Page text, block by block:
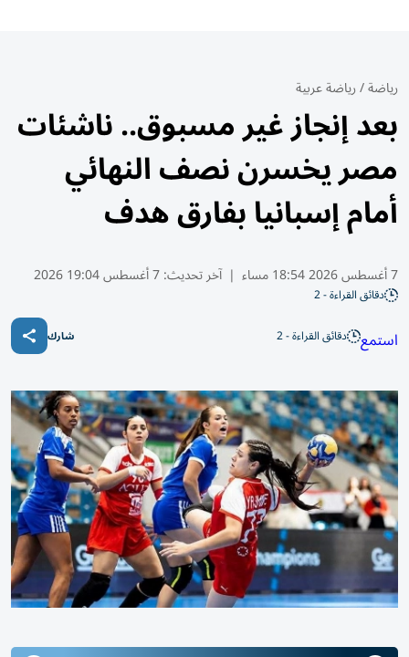
رياضة/رياضة عربية
بعد إنجاز غير مسبوق.. ناشئات
مصر يخسرن نصف النهائي
أمام إسبانيا بفارق هدف
7 أغسطس 2026 18:54 مساء | آخر تحديث:7 أغسطس 19:04 2026
دقائق القراءة - 2
استمع دقائق القراءة - 2 شارك